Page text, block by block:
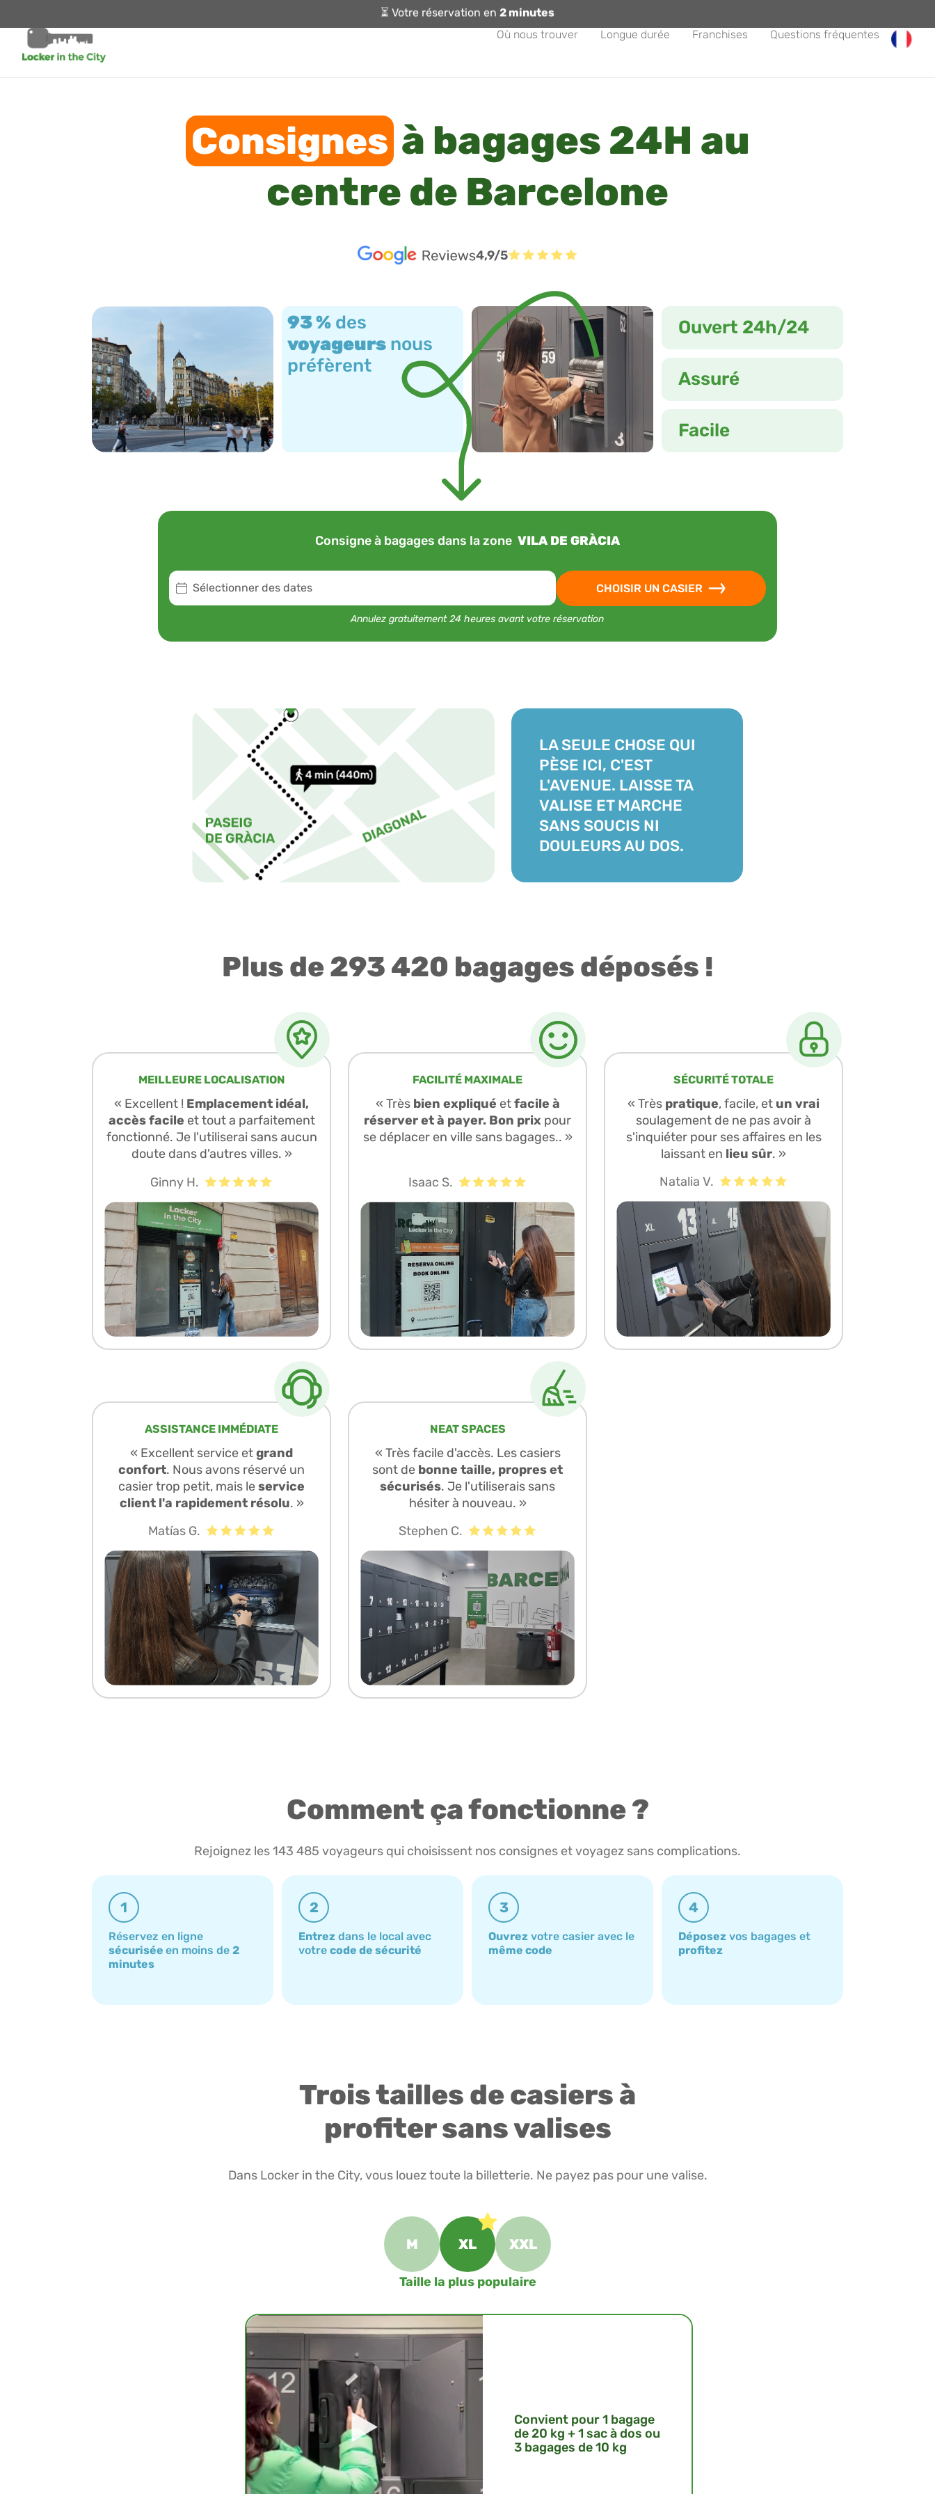
⏳ Votre réservation en 2 minutes
Où nous trouver
Longue durée Franchises Questions fréquentes
Consignesà bagages 24H au
centre de Barcelone
4,9/5
93 % des
voyageurs nous
préfèrent
Assuré
Facile
Ouvert 24h/24
Consigne à bagages dans la zone VILA DE GRÀCIA
Sélectionner des dates CHOISIR UN CASIER
Annulez gratuitement 24 heures avant votre réservation
LA SEULE CHOSE QUI
PÈSE ICI, C'EST
L'AVENUE. LAISSE TA
VALISE ET MARCHE
SANS SOUCIS NI
DOULEURS AU DOS.
Plus de 293 420 bagages déposés !
MEILLEURE LOCALISATION
« Excellent ! Emplacement idéal,
accès facile et tout a parfaitement
fonctionné. Je l'utiliserai sans aucun
doute dans d'autres villes. »
Ginny H.
FACILITÉ MAXIMALE
« Très bien expliqué etfacile à
réserver et à payer. Bon prix pour
se déplacer en ville sans bagages.. »
Isaac S.
SÉCURITÉ TOTALE
« Très pratique, facile, et un vrai
soulagement de ne pas avoir à
s'inquiéter pour ses affaires en les
laissant en lieu sûr. »
Natalia V.
ASSISTANCE IMMÉDIATE
« Excellent service etgrand
confort. Nous avons réservé un
casier trop petit, mais leservice
client l'a rapidement résolu. »
Matías G.
NEAT SPACES
« Très facile d'accès. Les casiers
sont de bonne taille, propres et
sécurisés. Je l'utiliserais sans
hésiter à nouveau. »
Stephen C.
Comment ça fonctionne ?
Rejoignez les 143 485 voyageurs qui choisissent nos consignes et voyagez sans complications.
1
Réservez en ligne
sécurisée en moins de 2
minutes
2
Entrez dans le local avec
votre code de sécurité
3
Ouvrez votre casier avec le
même code
4
Déposez vos bagages et
profitez
Trois tailles de casiers à
profiter sans valises
Dans Locker in the City, vous louez toute la billetterie. Ne payez pas pour une valise.
M XL XXL
Taille la plus populaire
Convient pour 1 bagage
de 20 kg + 1 sac à dos ou
3 bagages de 10 kg